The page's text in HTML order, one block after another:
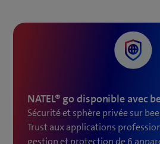
NATEL® go disponible avec
Sécurité et sphère privée sur
Trust aux applications
gestion et protection de 6